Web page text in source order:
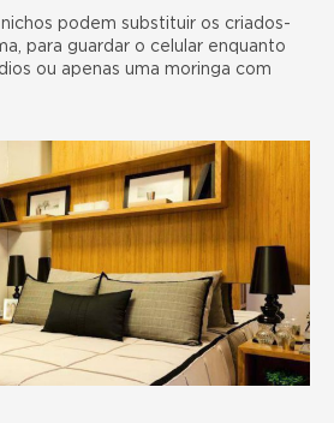
podem substituir os criados-
para guardar o celular enquanto
ou apenas uma moringa com